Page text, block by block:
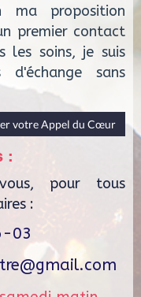
ma proposition
premier contact
les soins, je suis
sans
votre Appel du Cœur
:
pour tous
:
03